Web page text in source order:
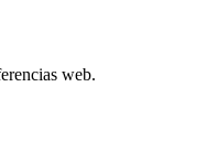
web.